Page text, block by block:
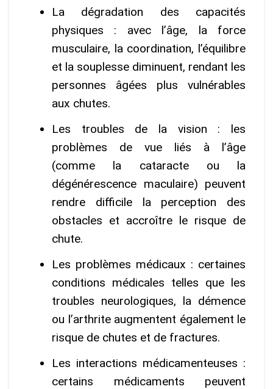
La dégradation des capacités
physiques : avec l’âge, la force
musculaire, la coordination, l’équilibre
et la souplesse diminuent, rendant les
personnes âgées plus vulnérables
aux chutes.
Les troubles de la vision : les
problèmes de vue liés à l’âge
(comme la cataracte ou la
dégénérescence maculaire) peuvent
rendre difficile la perception des
obstacles et accroître le risque de
chute.
Les problèmes médicaux : certaines
conditions médicales telles que les
troubles neurologiques, la démence
ou l’arthrite augmentent également le
risque de chutes et de fractures.
Les interactions médicamenteuses :
certains médicaments peuvent